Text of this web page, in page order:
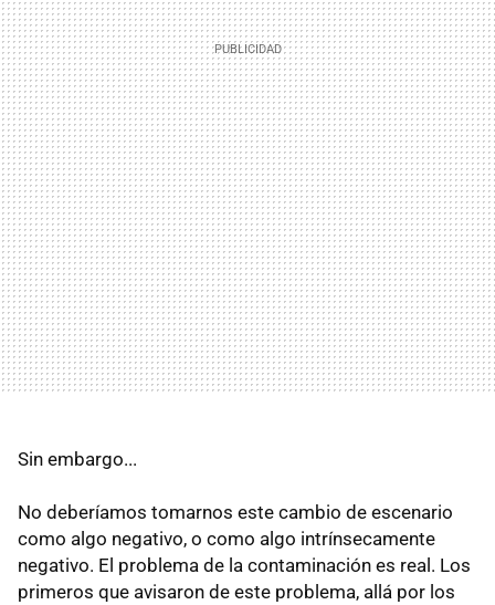
Sin embargo...
No deberíamos tomarnos este cambio de escenario
como algo negativo, o como algo intrínsecamente
negativo. El problema de la contaminación es real. Los
primeros que avisaron de este problema, allá por los